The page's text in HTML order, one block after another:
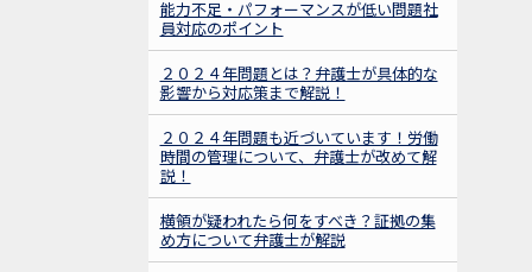
能力不足・パフォーマンスが低い問題社
員対応のポイント
２０２４年問題とは？弁護士が具体的な
影響から対応策まで解説！
２０２４年問題も近づいています！労働
時間の管理について、弁護士が改めて解
説！
横領が疑われたら何をすべき？証拠の集
め方について弁護士が解説